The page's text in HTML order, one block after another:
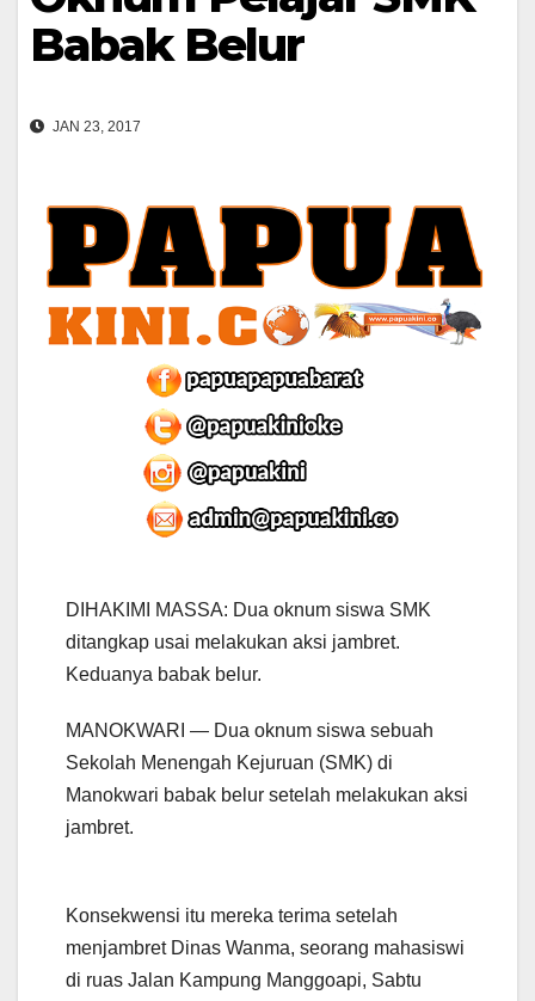
Babak Belur
JAN 23, 2017
DIHAKIMI MASSA: Dua oknum siswa SMK
ditangkap usai melakukan aksi jambret.
Keduanya babak belur.
MANOKWARI — Dua oknum siswa sebuah
Sekolah Menengah Kejuruan (SMK) di
Manokwari babak belur setelah melakukan aksi
jambret.
Konsekwensi itu mereka terima setelah
menjambret Dinas Wanma, seorang mahasiswi
di ruas Jalan Kampung Manggoapi, Sabtu